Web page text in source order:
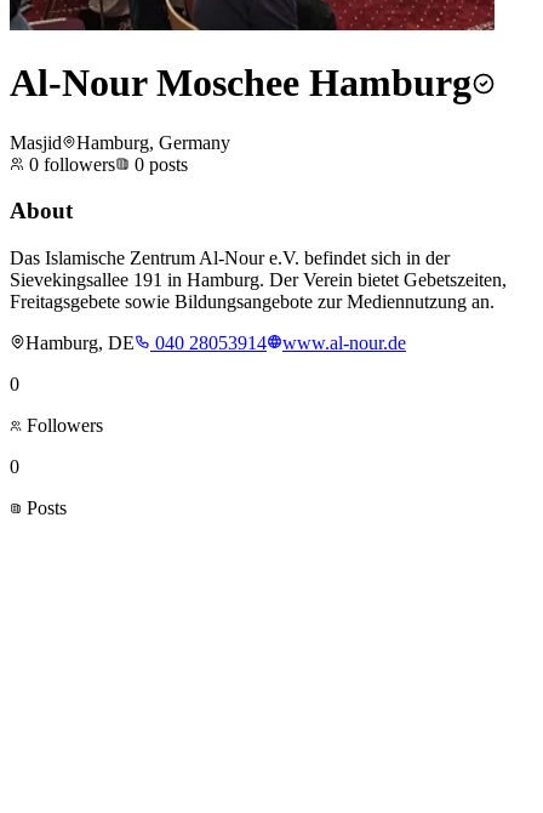
Al-Nour Moschee Hamburg
Masjid
Hamburg, Germany
0 followers 0 posts
About
Das Islamische Zentrum Al-Nour e.V. befindet sich in der
Sievekingsallee 191 in Hamburg. Der Verein bietet Gebetszeiten,
Freitagsgebete sowie Bildungsangebote zur Mediennutzung an.
Hamburg, DE
040 28053914
www.al-nour.de
0
Followers
0
Posts